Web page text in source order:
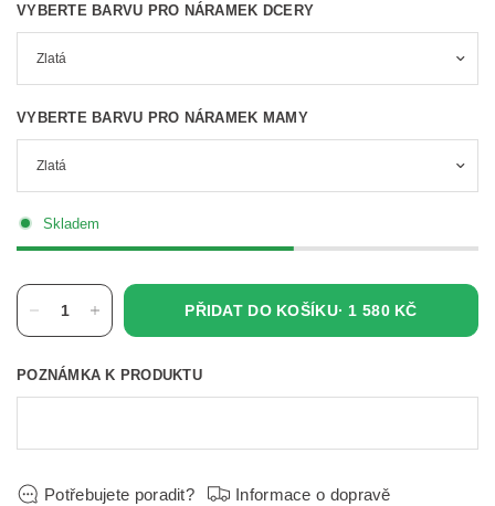
VYBERTE BARVU PRO NÁRAMEK DCERY
VYBERTE BARVU PRO NÁRAMEK MAMY
Skladem
PŘIDAT DO KOŠÍKU· 1 580 KČ
POZNÁMKA K PRODUKTU
Potřebujete poradit? Informace o dopravě